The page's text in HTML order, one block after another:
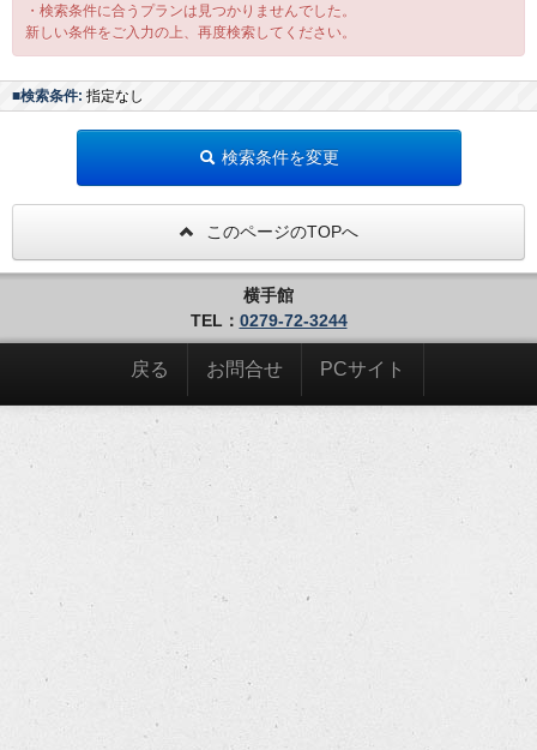
・検索条件に合うプランは見つかりませんでした。
新しい条件をご入力の上、再度検索してください。
■検索条件: 指定なし
検索条件を変更
このページのTOPへ
横手館
TEL： 0279-72-3244
戻る お問合せ PCサイト